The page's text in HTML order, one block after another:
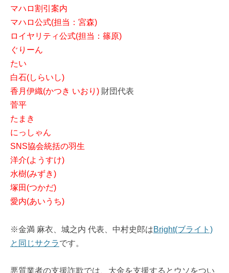
マハロ割引案内
マハロ公式(担当：宮森)
ロイヤリティ公式(担当：篠原)
ぐりーん
たい
白石(しらいし)
香月伊織(かつき いおり) 財団代表
菅平
たまき
にっしゃん
SNS協会統括の羽生
洋介(ようすけ)
水樹(みずき)
塚田(つかだ)
愛内(あいうち)
※金満 麻衣、城之内 代表、中村史郎はBright(ブライト)
と同じサクラです。
悪質業者の支援詐欺では、大金を支援するとウソをつい